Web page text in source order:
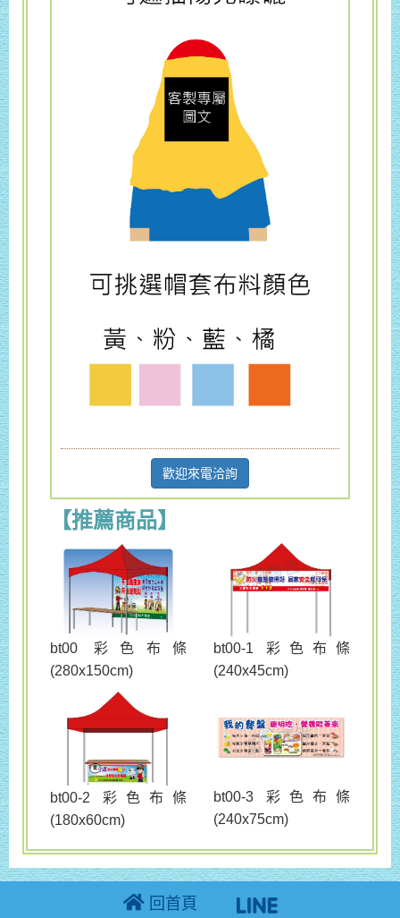
歡迎來電洽詢
【推薦商品】
bt00 彩色布條
(280x150cm)
bt00-1 彩色布條
(240x45cm)
bt00-2 彩色布條
(180x60cm)
bt00-3 彩色布條
(240x75cm)
回首頁